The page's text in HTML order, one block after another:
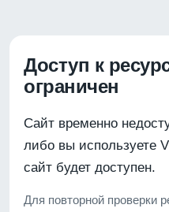
Доступ к
ограничен
Сайт временно
либо вы используете
сайт будет доступен.
Для повторной проверки